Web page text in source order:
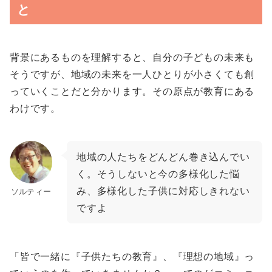
と
背景にあるものを理解すると、自分の子どもの未来も
そうですが、地域の未来を一人ひとりが小さくても創
っていくことだと分かります。その原点が教育にある
わけです。
ソルティー
地域の人たちをどんどん巻き込んでい
く。そうしないと今の多様化した悩
み、多様化した子供に対応しきれない
ですよ
「皆で一緒に『子供たちの教育』、『理想の地域』っ